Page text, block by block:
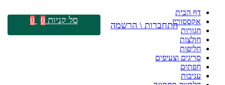
דף הבית
אקססוריז
חגורות
חולצות
חליפות
סריגים וצעיפים
חפתים
עניבות
התחברות \ הרשמה סל קניות 0
0